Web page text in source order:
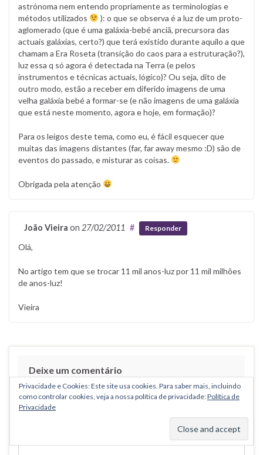
astrónoma nem entendo propriamente as terminologias e
métodos utilizados
): o que se observa é a luz de um proto-
aglomerado (que é uma galáxia-bebé anciã, precursora das
actuais galáxias, certo?) que terá existido durante aquilo a que
chamam a Era Roseta (transição do caos para a estruturação?),
luz essa q só agora é detectada na Terra (e pelos
instrumentos e técnicas actuais, lógico)? Ou seja, dito de
outro modo, estão a receber em diferido imagens de uma
velha galáxia bebé a formar-se (e não imagens de uma galáxia
que está neste momento, agora e hoje, em formação)?
Para os leigos deste tema, como eu, é fácil esquecer que
muitas das imagens distantes (far, far away mesmo :D) são de
eventos do passado, e misturar as coisas.
Obrigada pela atenção
João Vieira on 27/02/2011 # Responder
Olá,
No artigo tem que se trocar 11 mil anos-luz por 11 mil milhões
de anos-luz!
Vieira
Deixe um comentário
Your email address will not be published.
Privacidade e Cookies: Este site usa cookies. Para saber mais, incluindo
como controlar cookies, veja a nossa política de privacidade:Política de
Privacidade